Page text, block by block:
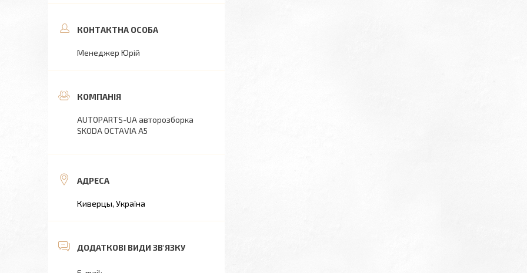
Менеджер Юрій
AUTOPARTS-UA авторозборка
SKODA OCTAVIA A5
Киверцы, Україна